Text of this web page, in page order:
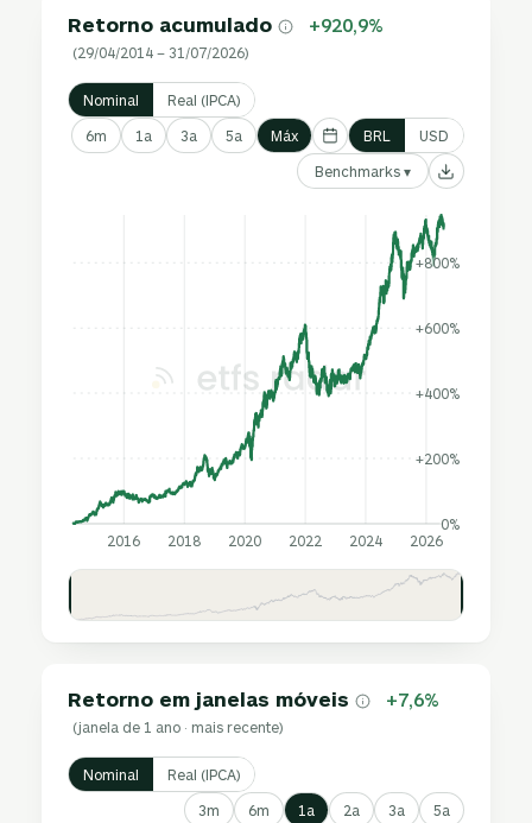
Retorno acumulado +920,9%
(29/04/2014 – 31/07/2026)
Nominal Real (IPCA)
6m 1a 3a 5a Máx BRL USD
Benchmarks ▾
0%
+200%
+400%
+600%
+800%
2016 2018 2020 2022 2024 2026
Retorno em janelas móveis +7,6%
(janela de 1 ano · mais recente)
Nominal Real (IPCA)
3m 6m 1a 2a 3a 5a